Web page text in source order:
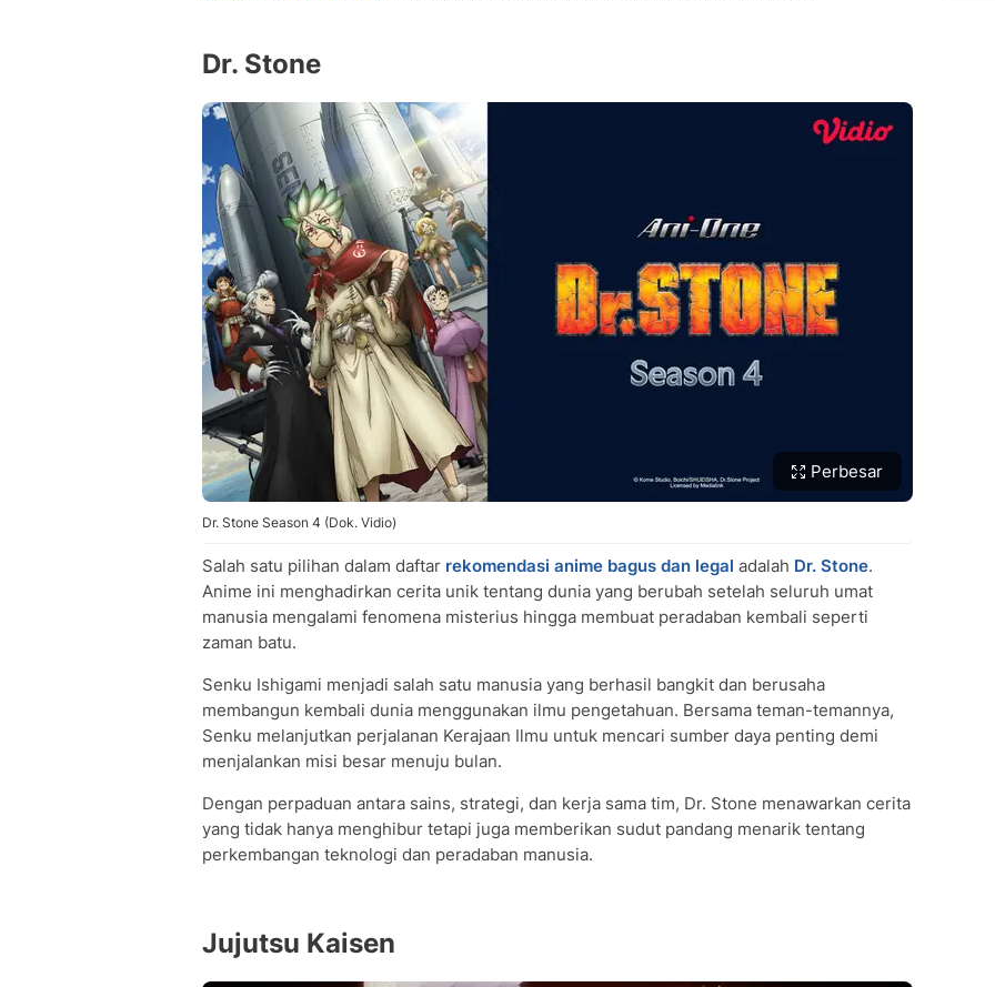
Dr. Stone
Perbesar
Dr. Stone Season 4 (Dok. Vidio)
Salah satu pilihan dalam daftar rekomendasi anime bagus dan legal adalah Dr. Stone.
Anime ini menghadirkan cerita unik tentang dunia yang berubah setelah seluruh umat
manusia mengalami fenomena misterius hingga membuat peradaban kembali seperti
zaman batu.
Senku Ishigami menjadi salah satu manusia yang berhasil bangkit dan berusaha
membangun kembali dunia menggunakan ilmu pengetahuan. Bersama teman-temannya,
Senku melanjutkan perjalanan Kerajaan Ilmu untuk mencari sumber daya penting demi
menjalankan misi besar menuju bulan.
Dengan perpaduan antara sains, strategi, dan kerja sama tim, Dr. Stone menawarkan cerita
yang tidak hanya menghibur tetapi juga memberikan sudut pandang menarik tentang
perkembangan teknologi dan peradaban manusia.
Jujutsu Kaisen